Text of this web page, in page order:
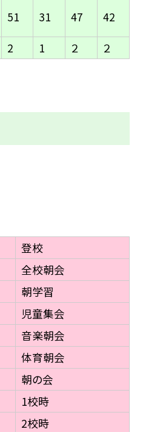
51 31 47 42
2 1 ２ ２
登校
全校朝会
朝学習
児童集会
音楽朝会
体育朝会
朝の会
1校時
2校時